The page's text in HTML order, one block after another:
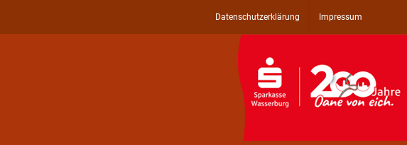
Datenschutzerklärung Impressum